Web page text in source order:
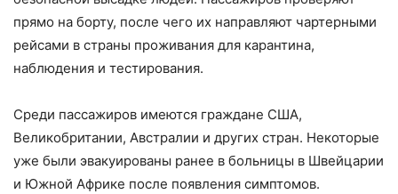
прямо на борту, после чего их направляют чартерными
рейсами в страны проживания для карантина,
наблюдения и тестирования.
Среди пассажиров имеются граждане США,
Великобритании, Австралии и других стран. Некоторые
уже были эвакуированы ранее в больницы в Швейцарии
и Южной Африке после появления симптомов.